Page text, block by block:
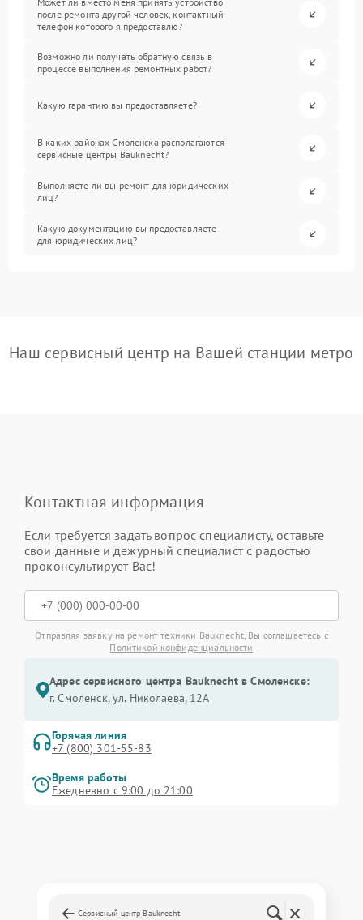
после ремонта другой человек, контактный
телефон которого я предоставлю?
Возможно ли получать обратную связь в
процессе выполнения ремонтных работ?
Какую гарантию вы предоставляете?
В каких районах Смоленска располагаются
сервисные центры Bauknecht?
Выполняете ли вы ремонт для юридических
лиц?
Какую документацию вы предоставляете
для юридических лиц?
Наш сервисный центр на Вашей станции метро
Контактная информация
Если требуется задать вопрос специалисту, оставьте
свои данные и дежурный специалист с радостью
проконсультирует Вас!
Отправляя заявку на ремонт техники Bauknecht, Вы соглашаетесь с
Политикой конфиденциальности
Адрес сервисного центра Bauknecht в Смоленске:
г. Смоленск, ул. Николаева, 12А
Горячая линия
+7 (800) 301-55-83
Время работы
Ежедневно с 9:00 до 21:00
Сервисный центр Bauknecht